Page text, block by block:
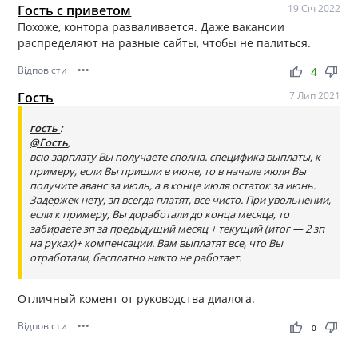
Гость с приветом 19 Січ 2022
Похоже, контора разваливается. Даже вакансии
распределяют на разные сайты, чтобы не палиться.
Відповісти ••• thumb_up thumb_down
4
Гость 7 Лип 2021
гость :
@Гость,
всю зарплату Вы получаете сполна. специфика выплаты, к
примеру, если Вы пришли в июне, то в начале июля Вы
получите аванс за июль, а в конце июля остаток за июнь.
Задержек нету, зп всегда платят, все чисто. При увольнении,
если к примеру, Вы доработали до конца месяца, то
забираете зп за предыдущий месяц + текущий (итог — 2 зп
на руках)+ компенсации. Вам выплатят все, что Вы
отработали, бесплатно никто не работает.
Отличный комент от руководства диалога.
Відповісти ••• thumb_up thumb_down
0